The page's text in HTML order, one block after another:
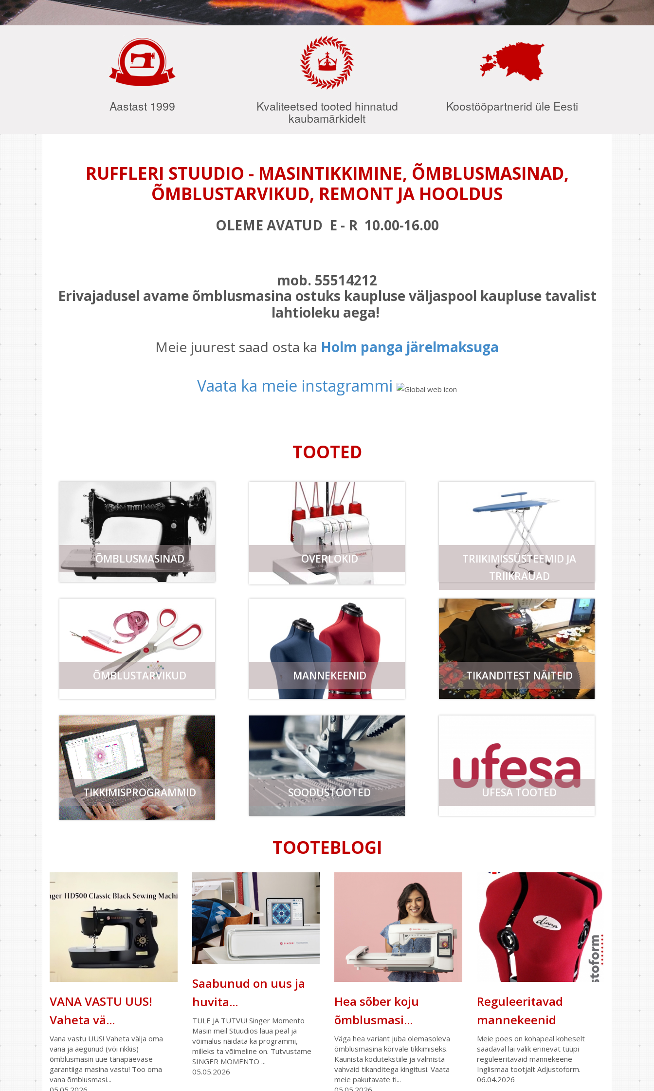
Aastast 1999 Kvaliteetsed tooted hinnatud
kaubamärkidelt
Koostööpartnerid üle Eesti
RUFFLERI STUUDIO - MASINTIKKIMINE, ÕMBLUSMASINAD,
ÕMBLUSTARVIKUD, REMONT JA HOOLDUS
OLEME AVATUD E - R 10.00-16.00
mob. 55514212
Erivajadusel avame õmblusmasina ostuks kaupluse väljaspool kaupluse tavalist
lahtioleku aega!
Meie juurest saad osta ka Holm panga järelmaksuga
Vaata ka meie instagrammi
TOOTED
ÕMBLUSMASINAD OVERLOKID
TRIIKIMISSÜSTEEMID JA
TRIIKRAUAD
ÕMBLUSTARVIKUD MANNEKEENID TIKANDITEST NÄITEID
TIKKIMISPROGRAMMID SOODUSTOOTED UFESA TOOTED
TOOTEBLOGI
VANA VASTU UUS!
Vaheta vä...
Vana vastu UUS! Vaheta välja oma
vana ja aegunud (või rikkis)
õmblusmasin uue tänapäevase
garantiiga masina vastu! Too oma
vana õmblusmasi...
Saabunud on uus ja
huvita...
TULE JA TUTVU! Singer Momento
Masin meil Stuudios laua peal ja
võimalus näidata ka programmi,
milleks ta võimeline on. Tutvustame
SINGER MOMENTO ...
05.05.2026
Hea sõber koju
õmblusmasi...
Väga hea variant juba olemasoleva
õmblusmasina kõrvale tikkimiseks.
Kaunista kodutekstiile ja valmista
vahvaid tikanditega kingitusi. Vaata
meie pakutavate ti...
Reguleeritavad
mannekeenid
Meie poes on kohapeal koheselt
saadaval lai valik erinevat tüüpi
reguleeritavaid mannekeene
Inglismaa tootjalt Adjustoform.
06.04.2026